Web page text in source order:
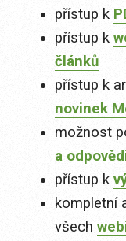
přístup k
přístup k
článků
přístup k
novinek
možnost
a
přístup k
kompletní
všech